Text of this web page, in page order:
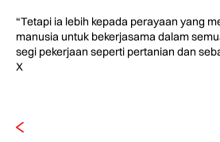
“Tetapi ia lebih kepada perayaan yang
manusia untuk bekerjasama dalam
segi pekerjaan seperti pertanian dan
X